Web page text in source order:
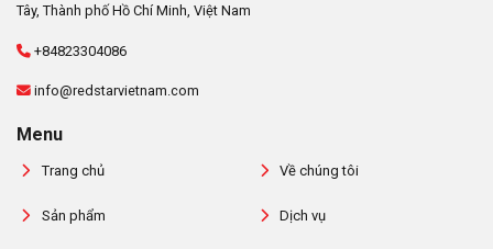
Tây, Thành phố Hồ Chí Minh, Việt Nam
+84823304086
info@redstarvietnam.com
Menu
Trang chủ Về chúng tôi
Sản phẩm Dịch vụ